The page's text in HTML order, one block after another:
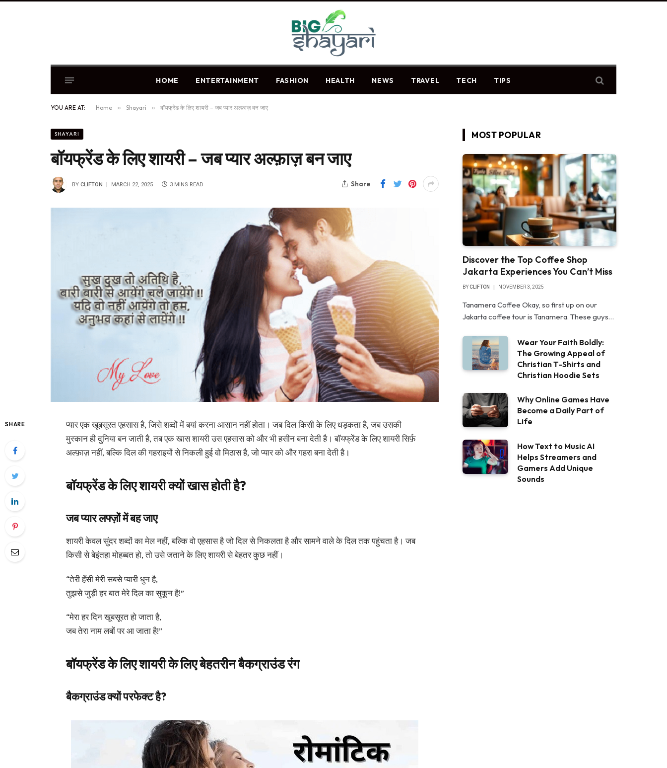
HOME ENTERTAINMENT FASHION HEALTH NEWS TRAVEL TECH TIPS
YOU ARE AT: Home » Shayari » बॉयफ्रेंड के लिए शायरी – जब प्यार अल्फ़ाज़ बन जाए
SHAYARI
बॉयफ्रेंड के लिए शायरी – जब प्यार अल्फ़ाज़ बन जाए
BY CLIFTON MARCH 22, 2025 3 MINS READ Share
SHARE
प्यार एक खूबसूरत एहसास है, जिसे शब्दों में बयां करना आसान नहीं होता। जब दिल किसी के लिए धड़कता है, जब उसकी
मुस्कान ही दुनिया बन जाती है, तब एक खास शायरी उस एहसास को और भी हसीन बना देती है। बॉयफ्रेंड के लिए शायरी सिर्फ़
अल्फ़ाज़ नहीं, बल्कि दिल की गहराइयों से निकली हुई वो मिठास है, जो प्यार को और गहरा बना देती है।
बॉयफ्रेंड के लिए शायरी क्यों खास होती है?
जब प्यार लफ्ज़ों में बह जाए
शायरी केवल सुंदर शब्दों का मेल नहीं, बल्कि वो एहसास है जो दिल से निकलता है और सामने वाले के दिल तक पहुंचता है। जब
किसी से बेइंतहा मोहब्बत हो, तो उसे जताने के लिए शायरी से बेहतर कुछ नहीं।
“तेरी हँसी मेरी सबसे प्यारी धुन है,
तुझसे जुड़ी हर बात मेरे दिल का सुकून है!”
“मेरा हर दिन खूबसूरत हो जाता है,
जब तेरा नाम लबों पर आ जाता है!”
बॉयफ्रेंड के लिए शायरी के लिए बेहतरीन बैकग्राउंड रंग
बैकग्राउंड क्यों परफेक्ट है?
MOST POPULAR
Discover the Top Coffee Shop
Jakarta Experiences You Can’t Miss
BYCLIFTON NOVEMBER 3, 2025
Tanamera Coffee Okay, so first up on our
Jakarta coffee tour is Tanamera. These guys…
Wear Your Faith Boldly:
The Growing Appeal of
Christian T-Shirts and
Christian Hoodie Sets
Why Online Games Have
Become a Daily Part of
Life
How Text to Music AI
Helps Streamers and
Gamers Add Unique
Sounds